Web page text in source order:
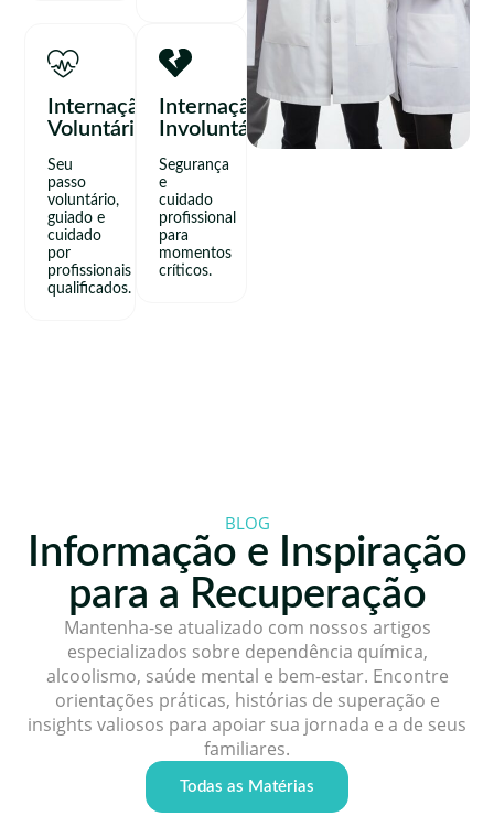
Internação
Voluntária
Seu
passo
voluntário,
guiado e
cuidado
por
profissionais
qualificados.
Internação
Involuntária
Segurança
e
cuidado
profissional
para
momentos
críticos.
BLOG
Informação e Inspiração
para a Recuperação
Mantenha-se atualizado com nossos artigos
especializados sobre dependência química,
alcoolismo, saúde mental e bem-estar. Encontre
orientações práticas, histórias de superação e
insights valiosos para apoiar sua jornada e a de seus
familiares.
Todas as Matérias